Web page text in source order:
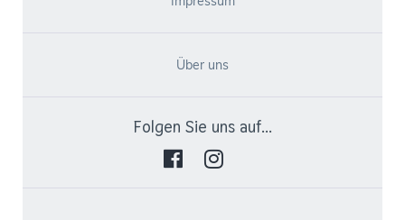
Über uns
Folgen Sie uns auf...